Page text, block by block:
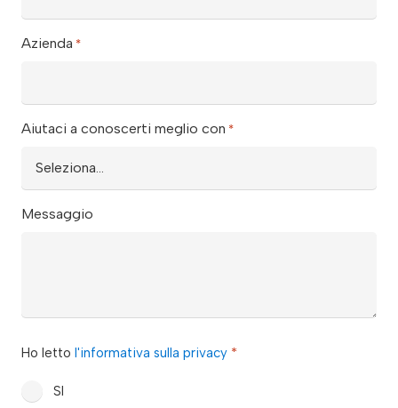
Azienda *
Aiutaci a conoscerti meglio con *
Messaggio
Ho letto l'informativa sulla privacy *
SI